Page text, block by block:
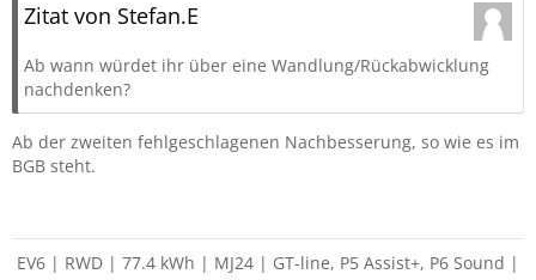
Zitat von Stefan.E
Ab wann würdet ihr über eine Wandlung/Rückabwicklung
nachdenken?
Ab der zweiten fehlgeschlagenen Nachbesserung, so wie es im
BGB steht.
EV6 | RWD | 77.4 kWh | MJ24 | GT-line, P5 Assist+, P6 Sound |